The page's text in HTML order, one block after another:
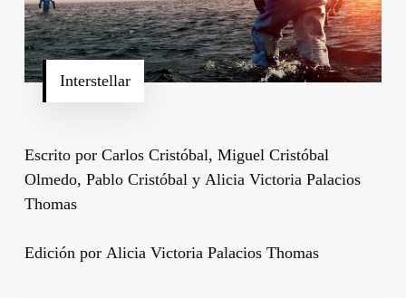
Interstellar
Escrito por Carlos Cristóbal, Miguel Cristóbal
Olmedo, Pablo Cristóbal y Alicia Victoria Palacios
Thomas
Edición por Alicia Victoria Palacios Thomas